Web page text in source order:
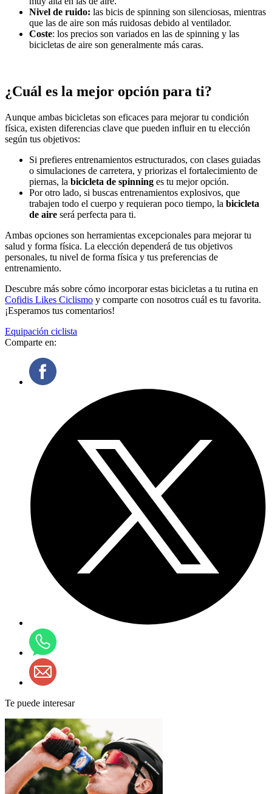
Nivel de ruido: las bicis de spinning son silenciosas, mientras
que las de aire son más ruidosas debido al ventilador.
Coste: los precios son variados en las de spinning y las
bicicletas de aire son generalmente más caras.
¿Cuál es la mejor opción para ti?
Aunque ambas bicicletas son eficaces para mejorar tu condición
física, existen diferencias clave que pueden influir en tu elección
según tus objetivos:
Si prefieres entrenamientos estructurados, con clases guiadas
o simulaciones de carretera, y priorizas el fortalecimiento de
piernas, la bicicleta de spinning es tu mejor opción.
Por otro lado, si buscas entrenamientos explosivos, que
trabajen todo el cuerpo y requieran poco tiempo, la bicicleta
de aire será perfecta para ti.
Ambas opciones son herramientas excepcionales para mejorar tu
salud y forma física. La elección dependerá de tus objetivos
personales, tu nivel de forma física y tus preferencias de
entrenamiento.
Descubre más sobre cómo incorporar estas bicicletas a tu rutina en
Cofidis Likes Ciclismo y comparte con nosotros cuál es tu favorita.
¡Esperamos tus comentarios!
Equipación ciclista
Comparte en:
Te puede interesar